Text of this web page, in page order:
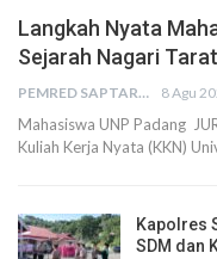
Langkah Nyata
Sejarah Nagari
PEMRED SAPTARIUS 8 Agu
Mahasiswa UNP Padang
Kuliah Kerja Nyata (KKN)
Kapolres
SDM dan